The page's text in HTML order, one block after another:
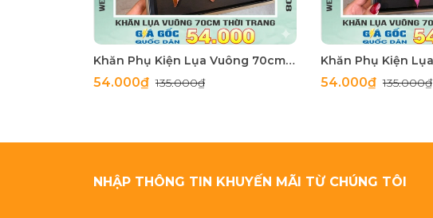
Khăn Phụ Kiện Lụa Vuông 70cm - Thế Giới Khăn Đẹp C1062_4
54.000₫135.000₫ 54.000₫135.000₫
NHẬP THÔNG TIN KHUYẾN MÃI TỪ CHÚNG TÔI